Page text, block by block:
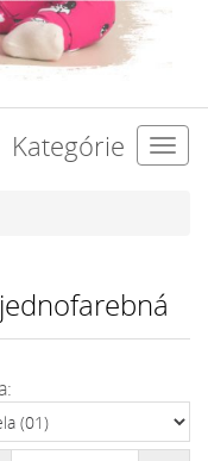
Kategórie